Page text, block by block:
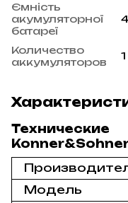
Ємність
акумуляторної
батареї
Количество
аккумуляторов
Модель